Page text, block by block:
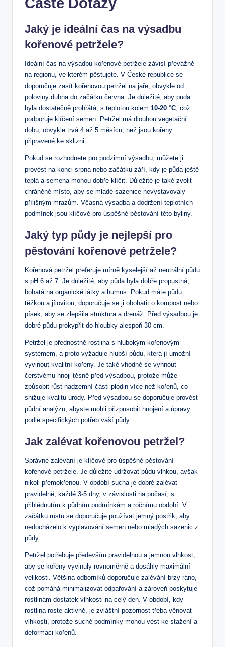
Jaký je ideální čas na výsadbu
kořenové petržele?
Ideální čas na výsadbu kořenové petržele závisí převážně
na regionu, ve kterém pěstujete. V České republice se
doporučuje zasít kořenovou petržel na jaře, obvykle od
poloviny dubna do začátku června. Je důležité, aby půda
byla dostatečně prohřátá, s teplotou kolem 10-20 °C , což
podporuje klíčení semen. Petržel má dlouhou vegetační
dobu, obvykle trvá 4 až 5 měsíců, než jsou kořeny
připravené ke sklizni.
Pokud se rozhodnete pro podzimní výsadbu, můžete ji
provést na konci srpna nebo začátku září, kdy je půda ještě
teplá a semena mohou dobře klíčit. Důležité je také zvolit
chráněné místo, aby se mladé sazenice nevystavovaly
přílišným mrazům. Včasná výsadba a dodržení teplotních
podmínek jsou klíčové pro úspěšné pěstování této byliny.
Jaký typ půdy je nejlepší pro
pěstování kořenové petržele?
Kořenová petržel preferuje mírně kyselejší až neutrální půdu
s pH 6 až 7. Je důležité, aby půda byla dobře propustná,
bohatá na organické látky a humus. Pokud máte půdu
těžkou a jílovitou, doporučuje se ji obohatit o kompost nebo
písek, aby se zlepšila struktura a drenáž. Před výsadbou je
dobré půdu prokypřit do hloubky alespoň 30 cm.
Petržel je přednostně rostlina s hlubokým kořenovým
systémem, a proto vyžaduje hlubší půdu, která jí umožní
vyvinout kvalitní kořeny. Je také vhodné se vyhnout
čerstvému hnoji těsně před výsadbou, protože může
způsobit růst nadzemní části plodin více než kořenů, co
snižuje kvalitu úrody. Před výsadbou se doporučuje provést
půdní analýzu, abyste mohli přizpůsobit hnojení a úpravy
podle specifických potřeb vaší půdy.
Jak zalévat kořenovou petržel?
Správné zalévání je klíčové pro úspěšné pěstování
kořenové petržele. Je důležité udržovat půdu vlhkou, avšak
nikoli přemokřenou. V období sucha je dobré zalévat
pravidelně, každé 3-5 dny, v závislosti na počasí, s
přihlédnutím k půdním podmínkám a ročnímu období. V
začátku růstu se doporučuje používat jemný postřik, aby
nedocházelo k vyplavování semen nebo mladých sazenic z
půdy.
Petržel potřebuje především pravidelnou a jemnou vlhkost,
aby se kořeny vyvinuly rovnoměrně a dosáhly maximální
velikosti. Většina odborníků doporučuje zalévání brzy ráno,
což pomáhá minimalizovat odpařování a zároveň poskytuje
rostlinám dostatek vlhkosti na celý den. V období, kdy
rostlina roste aktivně, je zvláštní pozornost třeba věnovat
vlhkosti, protože suché podmínky mohou vést ke stažení a
deformaci kořenů.